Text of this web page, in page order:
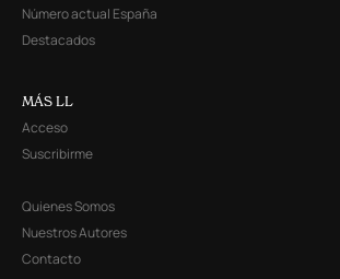
Número actual España
Destacados
MÁS LL
Acceso
Suscribirme
Quienes Somos
Nuestros Autores
Contacto